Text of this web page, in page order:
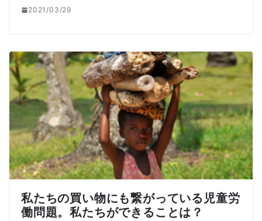
2021/03/29
私たちの買い物にも繋がっている児童労
働問題。私たちができることは？